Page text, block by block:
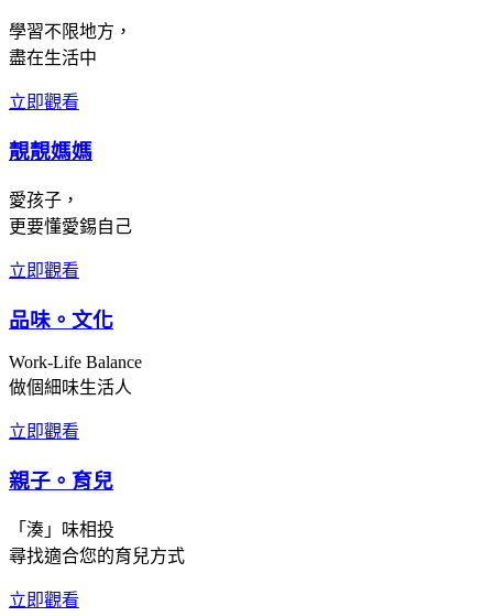
學習不限地方，
盡在生活中
立即觀看
靚靚媽媽
愛孩子，
更要懂愛錫自己
立即觀看
品味。文化
Work-Life Balance
做個細味生活人
立即觀看
親子。育兒
「湊」味相投
尋找適合您的育兒方式
立即觀看